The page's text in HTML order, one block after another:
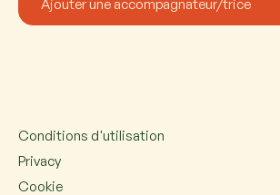
Conditions d'utilisation
Privacy
Cookie